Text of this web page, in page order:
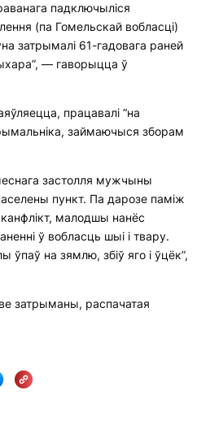
падключыліся
(па Гомельскай вобласці)
затрымалі 61-гадовага раней
— гаворыцца ў
працавалі “на
займаючыся зборам
застолля мужчыны
пункт. Па дарозе паміж
канфлікт, малодшы нанёс
ў вобласць шыі і твару.
ўпаў на зямлю, збіў яго і ўцёк”,
затрыманы, распачатая